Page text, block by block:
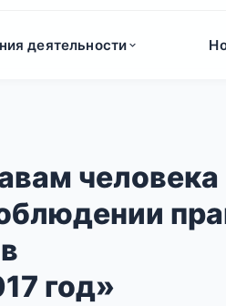
деятельности
человека
год»